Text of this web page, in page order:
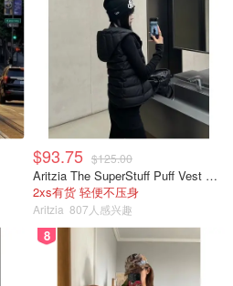
$93.75 $125.00
Aritzia The SuperStuff Puff Vest 轻盈亮面马甲
2xs有货 轻便不压身
Aritzia 807人感兴趣
8